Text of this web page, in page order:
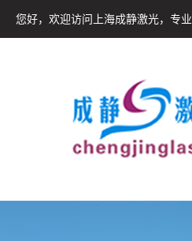
您好，欢迎访问上海成静激光，专